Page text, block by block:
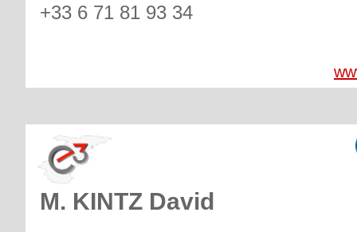
+33 6 71 81 93 34
M. KINTZ David